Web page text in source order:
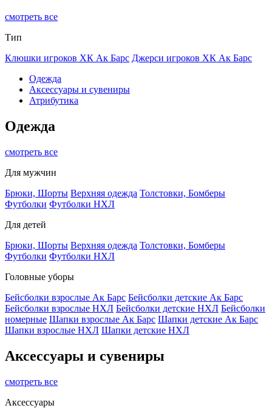
смотреть все
Тип
Клюшки игроков ХК Ак Барс Джерси игроков ХК Ак Барс
Одежда
Аксессуары и сувениры
Атрибутика
Одежда
смотреть все
Для мужчин
Брюки, Шорты Верхняя одежда Толстовки, Бомберы
Футболки Футболки НХЛ
Для детей
Брюки, Шорты Верхняя одежда Толстовки, Бомберы
Футболки Футболки НХЛ
Головные уборы
Бейсболки взрослые Ак Барс Бейсболки детские Ак Барс
Бейсболки взрослые НХЛ Бейсболки детские НХЛ Бейсболки
номерные Шапки взрослые Ак Барс Шапки детские Ак Барс
Шапки взрослые НХЛ Шапки детские НХЛ
Аксессуары и сувениры
смотреть все
Аксессуары